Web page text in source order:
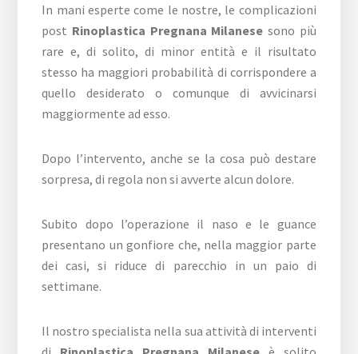
In mani esperte come le nostre, le complicazioni
post Rinoplastica Pregnana Milanese sono più
rare e, di solito, di minor entità e il risultato
stesso ha maggiori probabilità di corrispondere a
quello desiderato o comunque di avvicinarsi
maggiormente ad esso.
Dopo l’intervento, anche se la cosa può destare
sorpresa, di regola non si avverte alcun dolore.
Subito dopo l’operazione il naso e le guance
presentano un gonfiore che, nella maggior parte
dei casi, si riduce di parecchio in un paio di
settimane.
Il nostro specialista nella sua attività di interventi